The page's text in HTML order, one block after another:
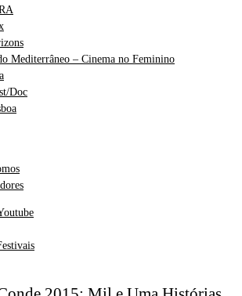
Mediterrâneo – Cinema no Feminino
Doc